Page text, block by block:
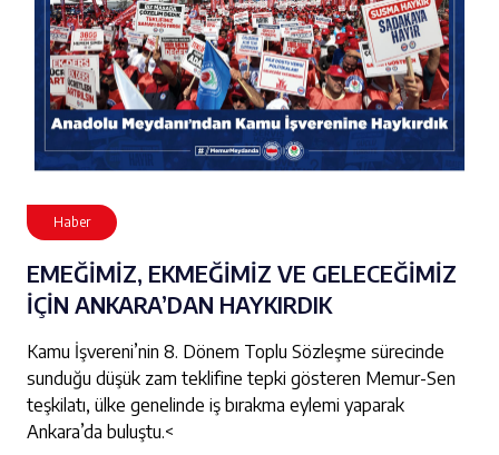
Haber
EMEĞİMİZ, EKMEĞİMİZ VE GELECEĞİMİZ
İÇİN ANKARA’DAN HAYKIRDIK
Kamu İşvereni’nin 8. Dönem Toplu Sözleşme sürecinde
sunduğu düşük zam teklifine tepki gösteren Memur-Sen
teşkilatı, ülke genelinde iş bırakma eylemi yaparak
Ankara’da buluştu.<